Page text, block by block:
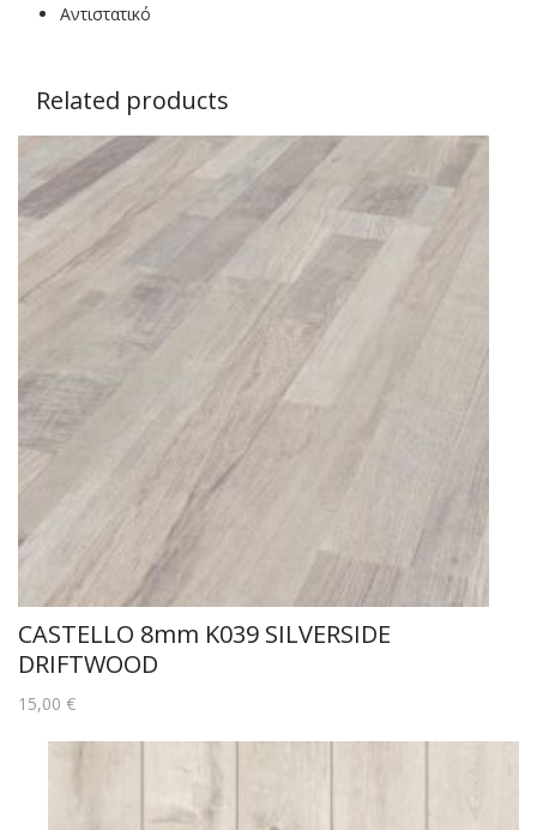
Αντιστατικό
Related products
CASTELLO 8mm K039 SILVERSIDE
DRIFTWOOD
15,00 €